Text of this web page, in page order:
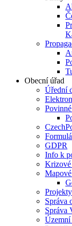
Obecní úřad
Úřední
GDPR
Info k
Krizové
Projekty
Správa
Správa
Územní